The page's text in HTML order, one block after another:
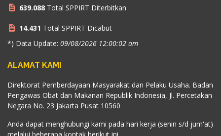
639.088 Total SPPIRT Diterbitkan
14.431 Total SPPIRT Dicabut
*) Data Update: 09/08/2026 12:00:02 am
ALAMAT KAMI
Direktorat Pemberdayaan Masyarakat dan Pelaku Usaha. Badan
Pengawas Obat dan Makanan Republik Indonesia, Jl. Percetakan
Negara No. 23 Jakarta Pusat 10560
Anda dapat menghubungi kami pada hari kerja (senin s/d jum'at)
melalui beberapa kontak berikut ini.